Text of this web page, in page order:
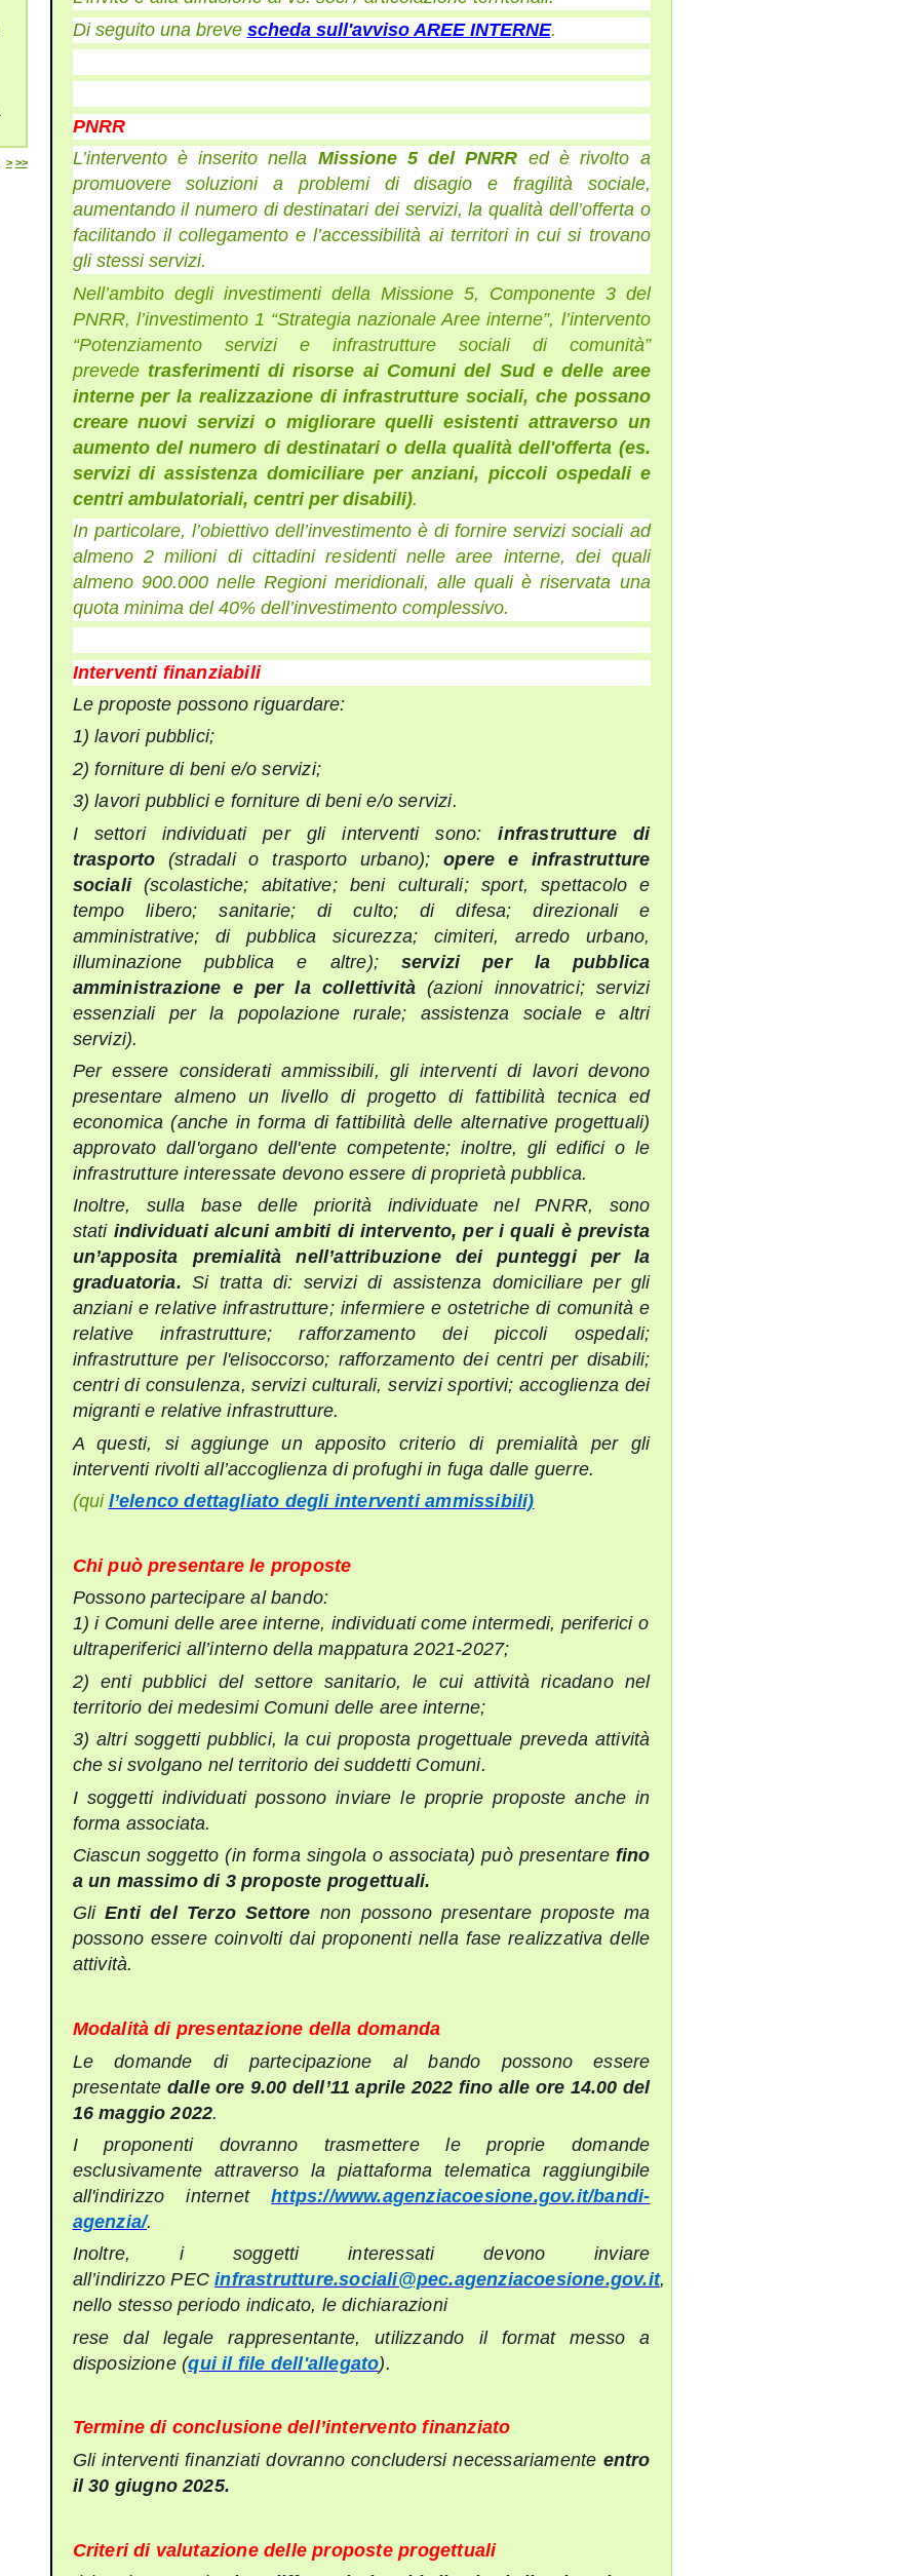
Di seguito una breve scheda sull'avviso AREE INTERNE.
PNRR
L’intervento è inserito nella Missione 5 del PNRR ed è rivolto a
promuovere soluzioni a problemi di disagio e fragilità sociale,
aumentando il numero di destinatari dei servizi, la qualità dell’offerta o
facilitando il collegamento e l’accessibilità ai territori in cui si trovano
gli stessi servizi.
Nell’ambito degli investimenti della Missione 5, Componente 3 del
PNRR, l’investimento 1 “Strategia nazionale Aree interne”, l’intervento
“Potenziamento servizi e infrastrutture sociali di comunità”
prevede trasferimenti di risorse ai Comuni del Sud e delle aree
interne per la realizzazione di infrastrutture sociali, che possano
creare nuovi servizi o migliorare quelli esistenti attraverso un
aumento del numero di destinatari o della qualità dell'offerta (es.
servizi di assistenza domiciliare per anziani, piccoli ospedali e
centri ambulatoriali, centri per disabili).
In particolare, l’obiettivo dell’investimento è di fornire servizi sociali ad
almeno 2 milioni di cittadini residenti nelle aree interne, dei quali
almeno 900.000 nelle Regioni meridionali, alle quali è riservata una
quota minima del 40% dell’investimento complessivo.
Interventi finanziabili
Le proposte possono riguardare:
1) lavori pubblici;
2) forniture di beni e/o servizi;
3) lavori pubblici e forniture di beni e/o servizi.
I settori individuati per gli interventi sono:infrastrutture di
trasporto (stradali o trasporto urbano);opere e infrastrutture
sociali(scolastiche; abitative; beni culturali; sport, spettacolo e
tempo libero; sanitarie; di culto; di difesa; direzionali e
amministrative; di pubblica sicurezza; cimiteri, arredo urbano,
illuminazione pubblica e altre); servizi per la pubblica
amministrazione e per la collettività (azioni innovatrici; servizi
essenziali per la popolazione rurale; assistenza sociale e altri
servizi).
Per essere considerati ammissibili, gli interventi di lavori devono
presentare almeno un livello di progetto di fattibilità tecnica ed
economica (anche in forma di fattibilità delle alternative progettuali)
approvato dall'organo dell'ente competente; inoltre, gli edifici o le
infrastrutture interessate devono essere di proprietà pubblica.
Inoltre, sulla base delle priorità individuate nel PNRR, sono
stati individuati alcuni ambiti di intervento, per i quali è prevista
un’apposita premialità nell’attribuzione dei punteggi per la
graduatoria.Si tratta di: servizi di assistenza domiciliare per gli
anziani e relative infrastrutture; infermiere e ostetriche di comunità e
relative infrastrutture; rafforzamento dei piccoli ospedali;
infrastrutture per l'elisoccorso; rafforzamento dei centri per disabili;
centri di consulenza, servizi culturali, servizi sportivi; accoglienza dei
migranti e relative infrastrutture.
A questi, si aggiunge un apposito criterio di premialità per gli
interventi rivolti all’accoglienza di profughi in fuga dalle guerre.
(qui l’elenco dettagliato degli interventi ammissibili)
Chi può presentare le proposte
Possono partecipare al bando:
1) i Comuni delle aree interne, individuati come intermedi, periferici o
ultraperiferici all’interno della mappatura 2021-2027;
2) enti pubblici del settore sanitario, le cui attività ricadano nel
territorio dei medesimi Comuni delle aree interne;
3) altri soggetti pubblici, la cui proposta progettuale preveda attività
che si svolgano nel territorio dei suddetti Comuni.
I soggetti individuati possono inviare le proprie proposte anche in
forma associata.
Ciascun soggetto (in forma singola o associata) può presentare fino
a un massimo di 3 proposte progettuali.
GliEnti del Terzo Settore non possono presentare proposte ma
possono essere coinvolti dai proponenti nella fase realizzativa delle
attività.
Modalità di presentazione della domanda
Le domande di partecipazione al bando possono essere
presentate dalle ore 9.00 dell’11 aprile 2022 fino alle ore 14.00 del
16 maggio 2022.
I proponenti dovranno trasmettere le proprie domande
esclusivamente attraverso la piattaforma telematica raggiungibile
all'indirizzo internethttps://www.agenziacoesione.gov.it/bandi-
agenzia/.
Inoltre, i soggetti interessati devono inviare
all’indirizzo PECinfrastrutture.sociali@pec.agenziacoesione.gov.it,
nello stesso periodo indicato, le dichiarazioni
rese dal legale rappresentante, utilizzando il format messo a
disposizione (qui il file dell'allegato).
Termine di conclusione dell’intervento finanziato
Gli interventi finanziati dovranno concludersi necessariamente entro
il 30 giugno 2025.
Criteri di valutazione delle proposte progettuali
> >>